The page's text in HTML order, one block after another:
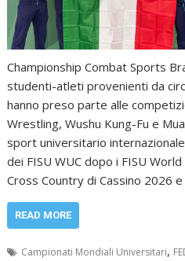
Championship Combat Sports
studenti-atleti provenienti da
hanno preso parte alle
Wrestling, Wushu Kung-Fu e
sport universitario
dei FISU WUC dopo i FISU
Cross Country di Cassino 2026
READ MORE
Campionati Mondiali Universitari,